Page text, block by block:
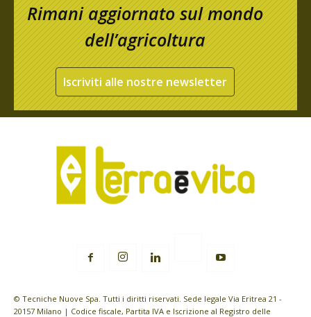
Rimani aggiornato sul mondo
dell’agricoltura
Iscriviti alle nostre newsletter
© Tecniche Nuove Spa. Tutti i diritti riservati. Sede legale Via Eritrea 21 -
20157 Milano | Codice fiscale, Partita IVA e Iscrizione al Registro delle